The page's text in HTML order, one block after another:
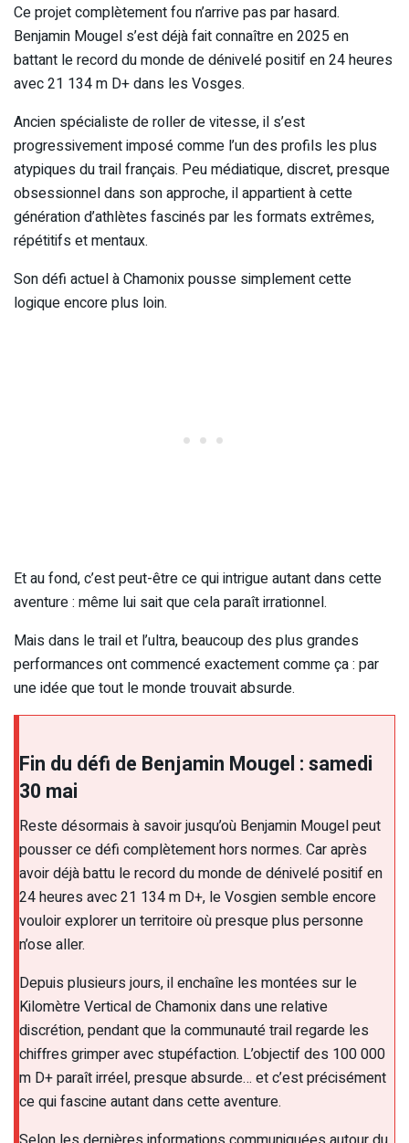
Ce projet complètement fou n’arrive pas par hasard.
Benjamin Mougel s’est déjà fait connaître en 2025 en
battant le record du monde de dénivelé positif en 24 heures
avec 21 134 m D+ dans les Vosges.
Ancien spécialiste de roller de vitesse, il s’est
progressivement imposé comme l’un des profils les plus
atypiques du trail français. Peu médiatique, discret, presque
obsessionnel dans son approche, il appartient à cette
génération d’athlètes fascinés par les formats extrêmes,
répétitifs et mentaux.
Son défi actuel à Chamonix pousse simplement cette
logique encore plus loin.
Et au fond, c’est peut-être ce qui intrigue autant dans cette
aventure : même lui sait que cela paraît irrationnel.
Mais dans le trail et l’ultra, beaucoup des plus grandes
performances ont commencé exactement comme ça : par
une idée que tout le monde trouvait absurde.
Fin du défi de Benjamin Mougel : samedi
30 mai
Reste désormais à savoir jusqu’où Benjamin Mougel peut
pousser ce défi complètement hors normes. Car après
avoir déjà battu le record du monde de dénivelé positif en
24 heures avec 21 134 m D+, le Vosgien semble encore
vouloir explorer un territoire où presque plus personne
n’ose aller.
Depuis plusieurs jours, il enchaîne les montées sur le
Kilomètre Vertical de Chamonix dans une relative
discrétion, pendant que la communauté trail regarde les
chiffres grimper avec stupéfaction. L’objectif des 100 000
m D+ paraît irréel, presque absurde… et c’est précisément
ce qui fascine autant dans cette aventure.